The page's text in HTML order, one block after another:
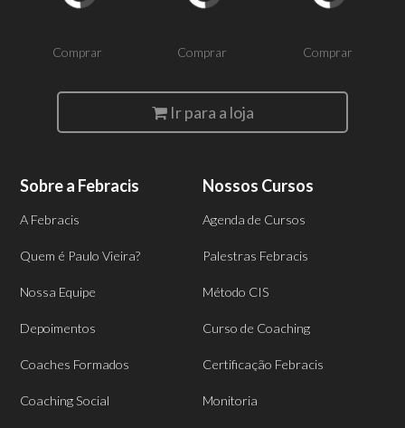
Comprar Comprar Comprar
Ir para a loja
Sobre a Febracis
A Febracis
Quem é Paulo Vieira?
Nossa Equipe
Depoimentos
Coaches Formados
Coaching Social
Nossos Cursos
Agenda de Cursos
Palestras Febracis
Método CIS
Curso de Coaching
Certificação Febracis
Monitoria